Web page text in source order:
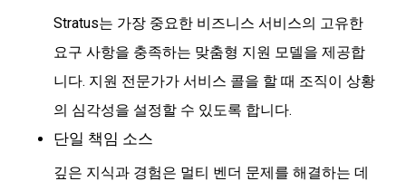
Stratus는 가장 중요한 비즈니스 서비스의 고유한
요구 사항을 충족하는 맞춤형 지원 모델을 제공합
니다. 지원 전문가가 서비스 콜을 할 때 조직이 상황
의 심각성을 설정할 수 있도록 합니다.
단일 책임 소스
깊은 지식과 경험은 멀티 벤더 문제를 해결하는 데